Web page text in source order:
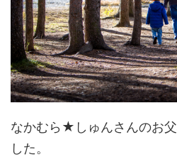
なかむら★しゅんさんのお
した。